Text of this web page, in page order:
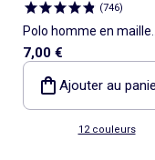
(746)
Polo homme en maille
piquée à manches
7,00 €
Ajouter au
12 couleurs